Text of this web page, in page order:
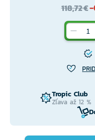
118,72 €-
Tropic Club
Zľava až 12 %